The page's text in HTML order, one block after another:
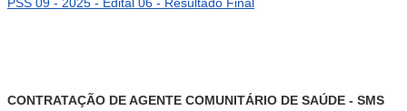
CONTRATAÇÃO DE AGENTE COMUNITÁRIO DE SAÚDE - SMS